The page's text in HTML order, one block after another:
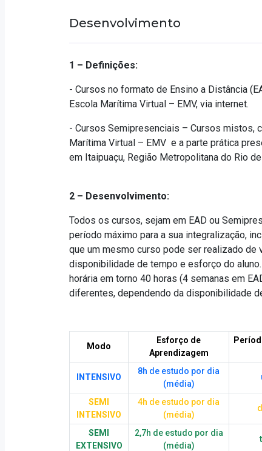
Desenvolvimento
1 – Definições:
- Cursos no formato de Ensino a Distância
Escola Marítima Virtual – EMV, via internet.
- Cursos Semipresenciais – Cursos mistos,
Marítima Virtual – EMV e a parte prática
em Itaipuaçu, Região Metropolitana do Rio
2 – Desenvolvimento:
Todos os cursos, sejam em EAD ou
período máximo para a sua integralização,
que um mesmo curso pode ser realizado de
disponibilidade de tempo e esforço do
horária em torno 40 horas (4 semanas em
diferentes, dependendo da disponibilidade
Modo
Esforço de
Aprendizagem
INTENSIVO
8h de estudo por dia
(média)
SEMI
INTENSIVO
4h de estudo por dia
(média)
SEMI
EXTENSIVO
2,7h de estudo por dia
(média)